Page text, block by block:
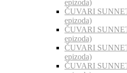
epizoda)
ČUVARI
epizoda)
ČUVARI
epizoda)
ČUVARI
epizoda)
ČUVARI